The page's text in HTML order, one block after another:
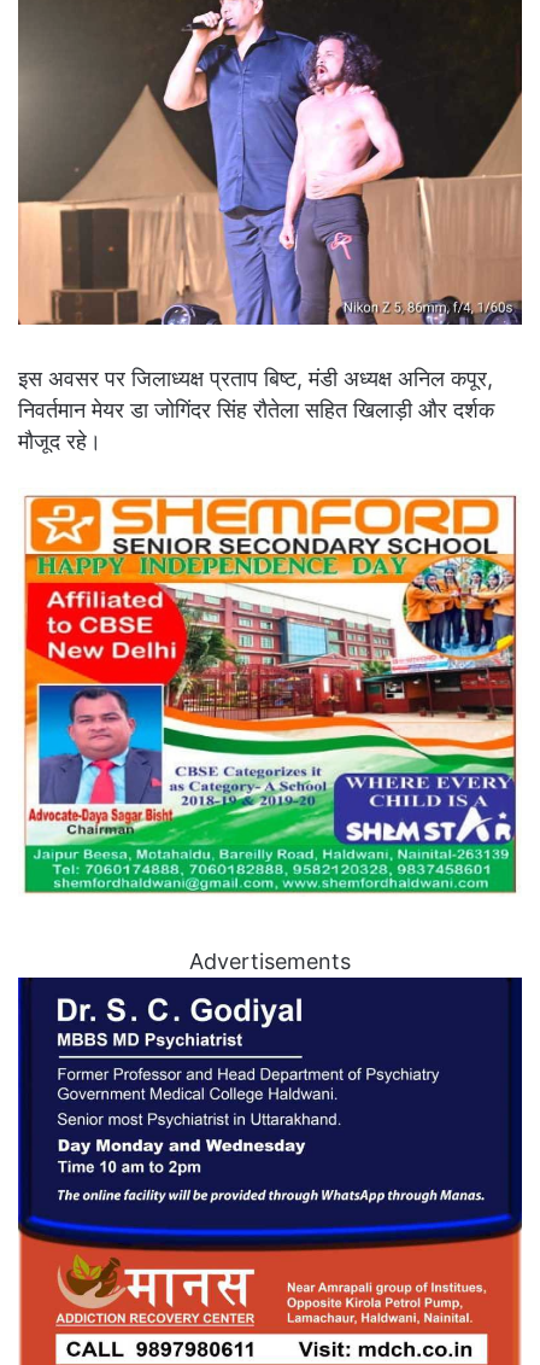
इस अवसर पर जिलाध्यक्ष प्रताप बिष्ट, मंडी अध्यक्ष अनिल कपूर,
निवर्तमान मेयर डा जोगिंदर सिंह रौतेला सहित खिलाड़ी और दर्शक
मौजूद रहे।
Advertisements